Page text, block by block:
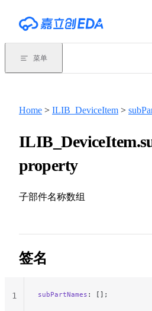
菜单
Home > ILIB_DeviceItem >
property
子部件名称数组
签名
subPartNames : [];
1